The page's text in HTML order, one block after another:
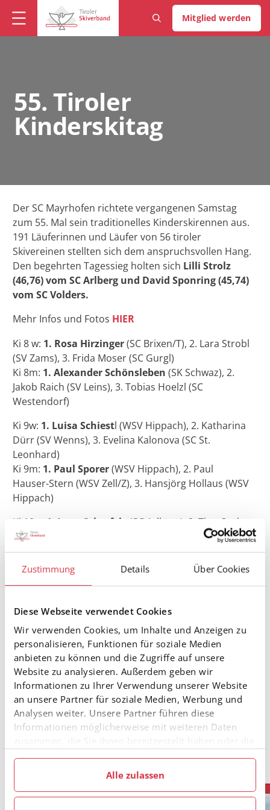
Zustimmung Details Über Cookies
Diese Webseite verwendet Cookies
Wir verwenden Cookies, um Inhalte und Anzeigen zu
personalisieren, Funktionen für soziale Medien
anbieten zu können und die Zugriffe auf unsere
Website zu analysieren. Außerdem geben wir
Informationen zu Ihrer Verwendung unserer Website
an unsere Partner für soziale Medien, Werbung und
Analysen weiter. Unsere Partner führen diese
Informationen möglicherweise mit weiteren Daten
Alle zulassen
Mitglied werden
55. Tiroler
Kinderskitag
Der SC Mayrhofen richtete vergangenen Samstag
zum 55. Mal sein traditionelles Kinderskirennen aus.
191 Läuferinnen und Läufer von 56 tiroler
Skivereinen stellten sich dem anspruchsvollen Hang.
Den begehrten Tagessieg holten sich Lilli Strolz
(46,76) vom SC Arlberg und David Sponring (45,74)
vom SC Volders.
Mehr Infos und Fotos HIER
Ki 8 w: 1. Rosa Hirzinger(SC Brixen/T), 2. Lara Strobl
(SV Zams), 3. Frida Moser (SC Gurgl)
Ki 8m: 1. Alexander Schönsleben (SK Schwaz), 2.
Jakob Raich (SV Leins), 3. Tobias Hoelzl (SC
Westendorf)
Ki 9w: 1. Luisa Schiestl (WSV Hippach), 2. Katharina
Dürr (SV Wenns), 3. Evelina Kalonova (SC St.
Leonhard)
Ki 9m: 1. Paul Sporer(WSV Hippach), 2. Paul
Hauser-Stern (WSV Zell/Z), 3. Hansjörg Hollaus (WSV
Hippach)
Ki 10w:
1. Lena Scherfele
(SC Arlberg), 2. Tina Cuche
(K.S.C.), 3. Kristina Kreidl (RSK Finkenberg)
Ki 10m:1. Jakob Schmid(SC Brixen/T), 2. Florentin
Poschusta (SV Wenns), 3. Florian Kurz (WSV Tux)
Ki 11w:1. Lilli Strolz, 2. Nele Wolf (beide SC Arlberg),
3. Leah Dusek (Sk Telfs)
Ki 11m:1. David Spronring (SC Volders), 2. Vincent
Marquardt (RSK Finkenberg), 3. Vincent Walch (SC St.
Johann)
Ki 12w:1. Amalia Tauber(SV Mieders), 2.
Magdalena Hollaus (WSV Hippach), 3. Hannah
Scheiber (SC Gurgl)
Ki 12m:1. Alois Trenkwalder(SK Telfs), 2. Samy
Hagenaars (SC Brixen/T), 3. Kilian Fankhauser (WSV